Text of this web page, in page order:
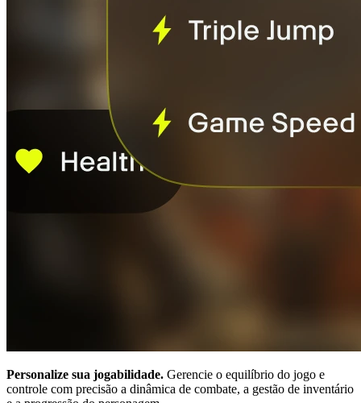
Personalize sua jogabilidade. Gerencie o equilíbrio do jogo e
controle com precisão a dinâmica de combate, a gestão de inventário